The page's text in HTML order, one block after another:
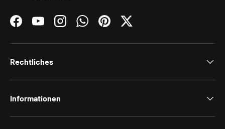
FacebookYouTubeInstagramWhatsAppPinterestTwitter
Rechtliches
Informationen